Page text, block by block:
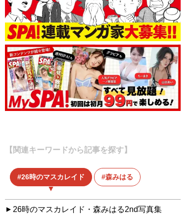
【関連キーワードから記事を探す】
26時のマスカレイド 森みはる
26時のマスカレイド・森みはる2nd写真集